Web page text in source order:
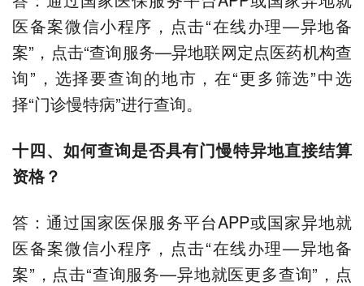
医备案微信小程序，点击“在线办理—异地备
案”，点击“查询服务—异地联网定点医药机构查
询”，选择要查询的地市，在“更多筛选”中选
择“门诊慢特病”进行查询。
十四、如何查询是否具有门慢特异地直接结算
资格？
答：通过国家医保服务平台APP或国家异地就
医备案微信小程序，点击“在线办理—异地备
案”，点击“查询服务—异地就医更多查询”，点